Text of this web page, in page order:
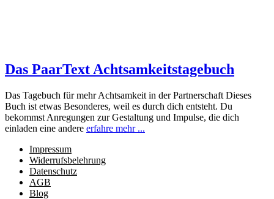
Das PaarText Achtsamkeitstagebuch
Das Tagebuch für mehr Achtsamkeit in der Partnerschaft Dieses
Buch ist etwas Besonderes, weil es durch dich entsteht. Du
bekommst Anregungen zur Gestaltung und Impulse, die dich
einladen eine andere erfahre mehr ...
Impressum
Widerrufsbelehrung
Datenschutz
AGB
Blog